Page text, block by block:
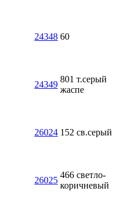
24348 60
24349
801 т.серый
жаспе
26024 152 св.серый
26025
466 светло-
коричневый